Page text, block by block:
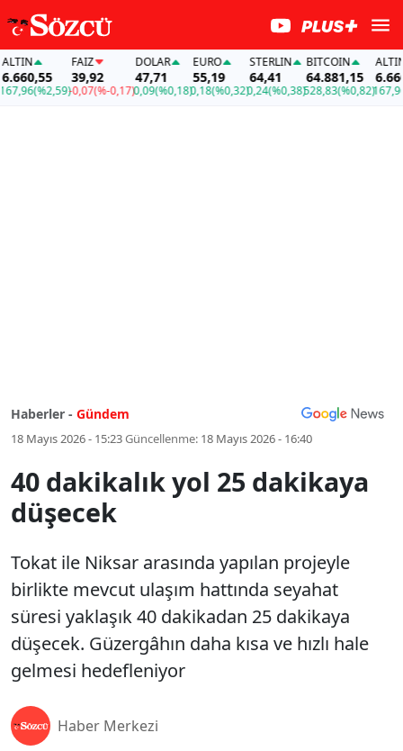
(%2,59)
FAİZ
39,92
-0,07(%-0,17)
DOLAR
47,71
0,09(%0,18)
EURO
55,19
0,18(%0,32)
STERLIN
64,41
0,24(%0,38)
BITCOIN
64.881,15
528,83(%0,82)
ALTIN
167,96
Haberler - Gündem
18 Mayıs 2026 - 15:23Güncellenme: 18 Mayıs 2026 - 16:40
40 dakikalık yol 25 dakikaya
düşecek
Tokat ile Niksar arasında yapılan projeyle
birlikte mevcut ulaşım hattında seyahat
süresi yaklaşık 40 dakikadan 25 dakikaya
düşecek. Güzergâhın daha kısa ve hızlı hale
gelmesi hedefleniyor
Haber Merkezi